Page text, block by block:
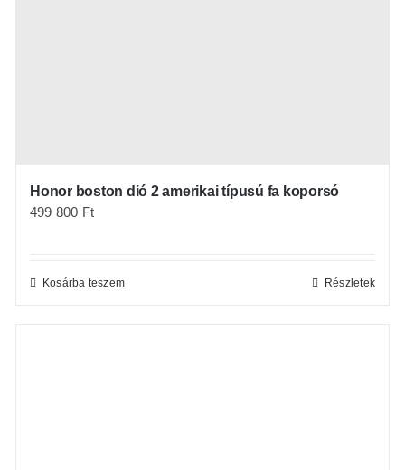
Honor boston dió 2 amerikai típusú fa koporsó
499 800 Ft
Kosárba teszem Részletek